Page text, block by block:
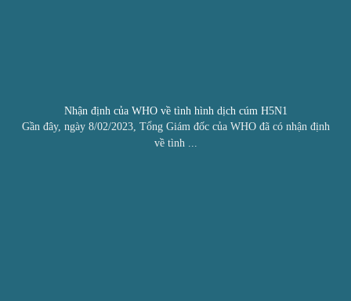
Nhận định của WHO về tình hình dịch cúm H5N1
Gần đây, ngày 8/02/2023, Tổng Giám đốc của WHO đã có nhận định
về tình ...